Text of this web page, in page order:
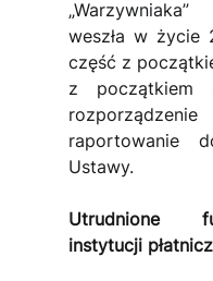
weszła w życie
część z
z początkiem
raportowanie
Ustawy.
Utrudnione
instytucji